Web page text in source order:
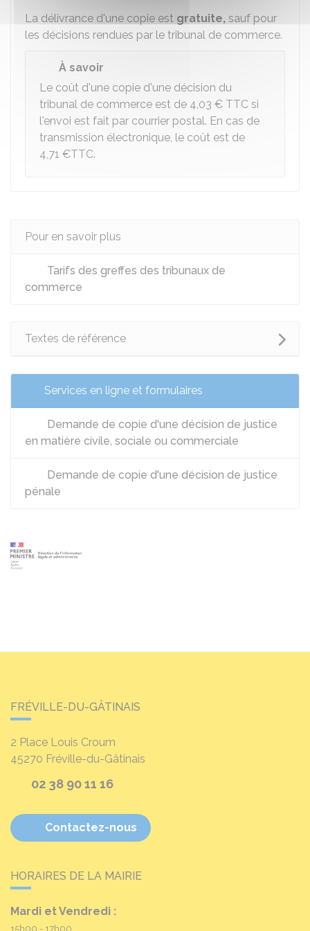
La délivrance d'une copie est gratuite, sauf pour
les décisions rendues par le tribunal de commerce.
À savoir
Le coût d'une copie d'une décision du
tribunal de commerce est de 4,03 € TTC si
l'envoi est fait par courrier postal. En cas de
transmission électronique, le coût est de
4,71 €TTC.
Pour en savoir plus
Tarifs des greffes des tribunaux de
commerce
Textes de référence
Services en ligne et formulaires
Demande de copie d'une décision de justice
en matière civile, sociale ou commerciale
Demande de copie d'une décision de justice
pénale
FRÉVILLE-DU-GÂTINAIS
2 Place Louis Croum
45270 Fréville-du-Gâtinais
02 38 90 11 16
Contactez-nous
HORAIRES DE LA MAIRIE
Mardi et Vendredi :
15h00 - 17h00